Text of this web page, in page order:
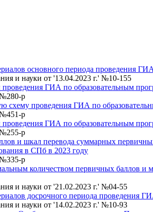
основного периода проведения
и науки от '13.04.2023 г.' №10-155
ГИА по образовательным
№280-р
схему проведения ГИА по
№451-р
ГИА по образовательным
№255-р
и шкал перевода суммарных
в СПб в 2023 году
№335-р
количеством первичных баллов и
и науки от '21.02.2023 г.' №04-55
досрочного периода проведения
и науки от '14.02.2023 г.' №10-93